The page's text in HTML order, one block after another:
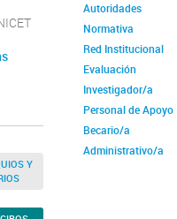
Y
Autoridades
Normativa
Red Institucional
Evaluación
Investigador/a
Personal de Apoyo
Becario/a
Administrativo/a